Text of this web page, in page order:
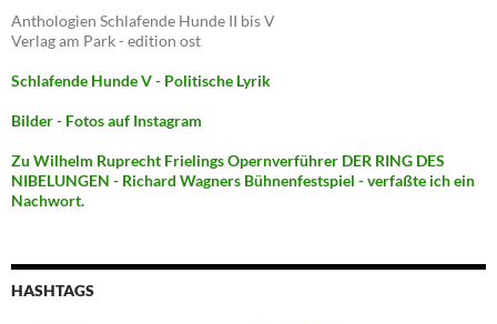
Anthologien Schlafende Hunde II bis V
Verlag am Park - edition ost
Schlafende Hunde V - Politische Lyrik
Bilder - Fotos auf Instagram
Zu Wilhelm Ruprecht Frielings Opernverführer DER RING DES
NIBELUNGEN - Richard Wagners Bühnenfestspiel - verfaßte ich ein
Nachwort.
HASHTAGS